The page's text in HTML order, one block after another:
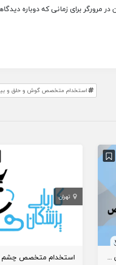
مرورگر برای زمانی که دوباره
استخدام متخصص گوش و حلق و
استخدام پزشک متخصص رادیولوژی به عنوان مسئول فنی
تهران